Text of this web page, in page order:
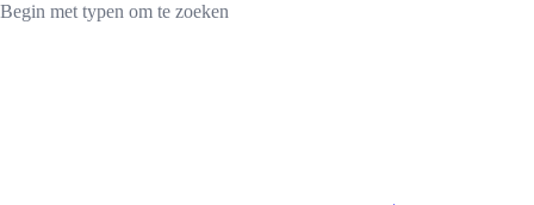
Begin met typen om te zoeken